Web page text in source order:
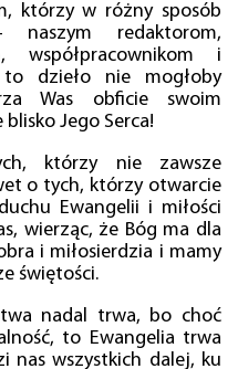
którzy w różny sposób
naszym redaktorom,
współpracownikom i
dzieło nie mogłoby
Was obficie swoim
Jego Serca!
którzy nie zawsze
o tych, którzy otwarcie
Ewangelii i miłości
wierząc, że Bóg ma dla
i miłosierdzia i mamy
świętości.
nadal trwa, bo choć
to Ewangelia trwa
nas wszystkich dalej, ku